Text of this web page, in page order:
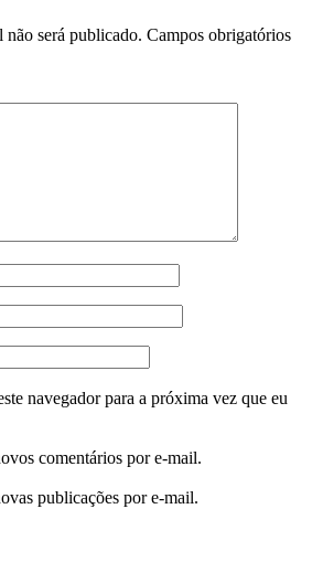
não será publicado. Campos obrigatórios
navegador para a próxima vez que eu
comentários por e-mail.
publicações por e-mail.